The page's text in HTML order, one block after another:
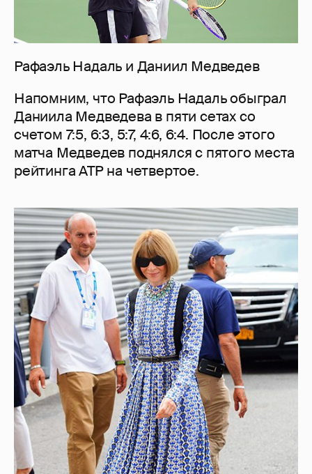
Рафаэль Надаль и Даниил Медведев
Напомним, что Рафаэль Надаль обыграл
Даниила Медведева в пяти сетах со
счетом 7:5, 6:3, 5:7, 4:6, 6:4. После этого
матча Медведев поднялся с пятого места
рейтинга ATP на четвертое.